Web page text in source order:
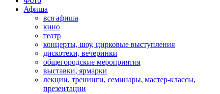
Афиша
вся афиша
кино
театр
концерты, шоу, цирковые выступления
дискотеки, вечеринки
общегородские мероприятия
выставки, ярмарки
лекции, тренинги, семинары, мастер-классы,
презентации